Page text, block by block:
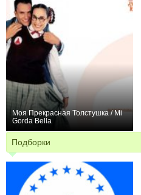
Моя Прекрасная Толстушка / Mi
Gorda Bella
Подборки